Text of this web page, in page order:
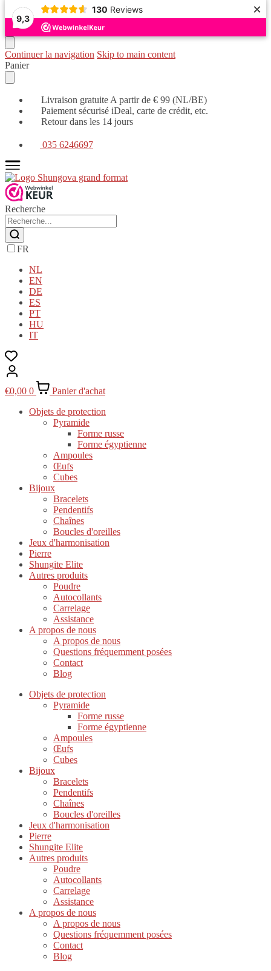
9,3
130 Reviews ×
Continuer la navigation Skip to main content
Panier
Livraison gratuite A partir de € 99 (NL/BE)
Paiement sécurisé iDeal, carte de crédit, etc.
Retour dans les 14 jours
035 6246697
Recherche
FR
NL
EN
DE
ES
PT
HU
IT
€0,00 0
Panier d'achat
Objets de protection
Pyramide
Forme russe
Forme égyptienne
Ampoules
Œufs
Cubes
Bijoux
Bracelets
Pendentifs
Chaînes
Boucles d'oreilles
Jeux d'harmonisation
Pierre
Shungite Elite
Autres produits
Poudre
Autocollants
Carrelage
Assistance
A propos de nous
A propos de nous
Questions fréquemment posées
Contact
Blog
Objets de protection
Pyramide
Forme russe
Forme égyptienne
Ampoules
Œufs
Cubes
Bijoux
Bracelets
Pendentifs
Chaînes
Boucles d'oreilles
Jeux d'harmonisation
Pierre
Shungite Elite
Autres produits
Poudre
Autocollants
Carrelage
Assistance
A propos de nous
A propos de nous
Questions fréquemment posées
Contact
Blog